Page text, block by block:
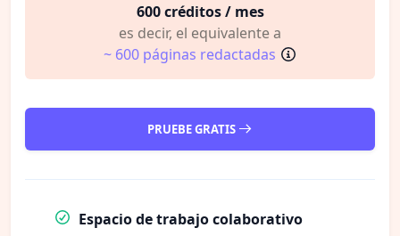
600 créditos / mes
es decir, el equivalente a
~ 600 páginas redactadas
PRUEBE GRATIS
Espacio de trabajo colaborativo